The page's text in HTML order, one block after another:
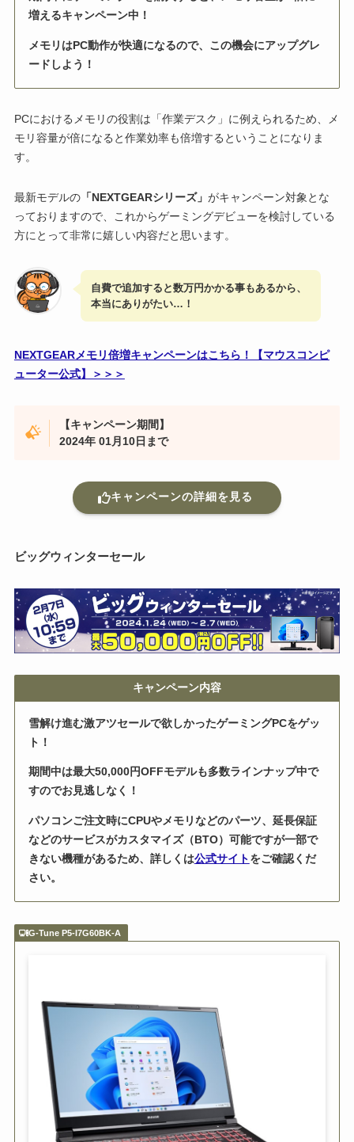
増えるキャンペーン中！
メモリはPC動作が快適になるので、この機会にアップグレ
ードしよう！
PCにおけるメモリの役割は「作業デスク」に例えられるため、メ
モリ容量が倍になると作業効率も倍増するということになりま
す。
最新モデルの「NEXTGEARシリーズ」 がキャンペーン対象とな
っておりますので、これからゲーミングデビューを検討している
方にとって非常に嬉しい内容だと思います。
自費で追加すると数万円かかる事もあるから、
本当にありがたい…！
NEXTGEARメモリ倍増キャンペーンはこちら！【マウスコンピ
ューター公式】＞＞＞
【キャンペーン期間】
2024年 01月10日まで
キャンペーンの詳細を見る
ビッグウィンターセール
キャンペーン内容
雪解け進む激アツセールで欲しかったゲーミングPCをゲッ
ト！
期間中は最大50,000円OFFモデルも多数ラインナップ中で
すのでお見逃しなく！
パソコンご注文時にCPUやメモリなどのパーツ、延長保証
などのサービスがカスタマイズ（BTO）可能ですが一部で
きない機種があるため、詳しくは公式サイト をご確認くだ
さい。
G-Tune P5-I7G60BK-A